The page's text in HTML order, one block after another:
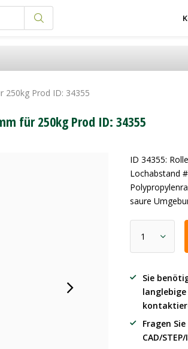
250kg Prod ID: 34355
für 250kg Prod ID: 34355
ID 34355:
Lochabstand
saure
Sie
langlebige
Fragen
CAD/